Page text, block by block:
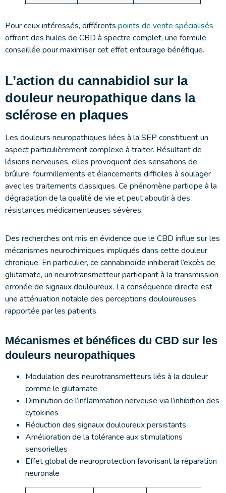
Pour ceux intéressés, différents points de vente spécialisés
offrent des huiles de CBD à spectre complet, une formule
conseillée pour maximiser cet effet entourage bénéfique.
L’action du cannabidiol sur la
douleur neuropathique dans la
sclérose en plaques
Les douleurs neuropathiques liées à la SEP constituent un
aspect particulièrement complexe à traiter. Résultant de
lésions nerveuses, elles provoquent des sensations de
brûlure, fourmillements et élancements difficiles à soulager
avec les traitements classiques. Ce phénomène participe à la
dégradation de la qualité de vie et peut aboutir à des
résistances médicamenteuses sévères.
Des recherches ont mis en évidence que le CBD influe sur les
mécanismes neurochimiques impliqués dans cette douleur
chronique. En particulier, ce cannabinoïde inhiberait l’excès de
glutamate, un neurotransmetteur participant à la transmission
erronée de signaux douloureux. La conséquence directe est
une atténuation notable des perceptions douloureuses
rapportée par les patients.
Mécanismes et bénéfices du CBD sur les
douleurs neuropathiques
Modulation des neurotransmetteurs liés à la douleur
comme le glutamate
Diminution de l’inflammation nerveuse via l’inhibition des
cytokines
Réduction des signaux douloureux persistants
Amélioration de la tolérance aux stimulations
sensorielles
Effet global de neuroprotection favorisant la réparation
neuronale